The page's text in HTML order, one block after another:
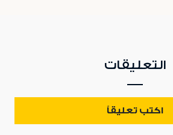
التعليقات
اكتب تعليقاً